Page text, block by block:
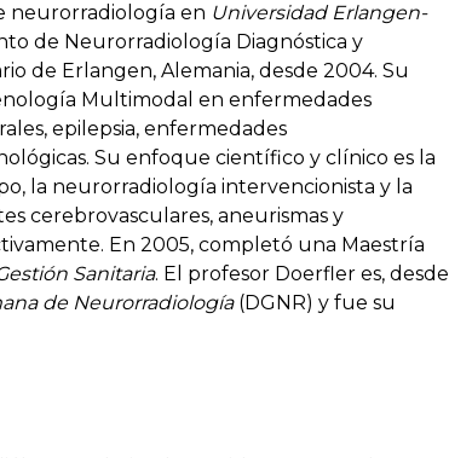
neurorradiología en Universidad Erlangen-
de Neurorradiología Diagnóstica y
de Erlangen, Alemania, desde 2004. Su
Multimodal en enfermedades
epilepsia, enfermedades
Su enfoque científico y clínico es la
la neurorradiología intervencionista y la
cerebrovasculares, aneurismas y
En 2005, completó una Maestría
Sanitaria. El profesor Doerfler es, desde
de Neurorradiología(DGNR) y fue su